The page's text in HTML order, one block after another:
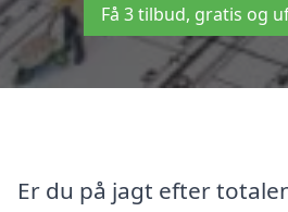
Få 3 tilbud, gratis og
Er du på jagt efter